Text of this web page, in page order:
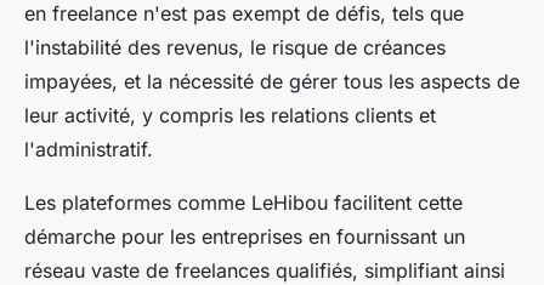
en freelance n'est pas exempt de défis, tels que
l'instabilité des revenus, le risque de créances
impayées, et la nécessité de gérer tous les aspects de
leur activité, y compris les relations clients et
l'administratif.
Les plateformes comme LeHibou facilitent cette
démarche pour les entreprises en fournissant un
réseau vaste de freelances qualifiés, simplifiant ainsi